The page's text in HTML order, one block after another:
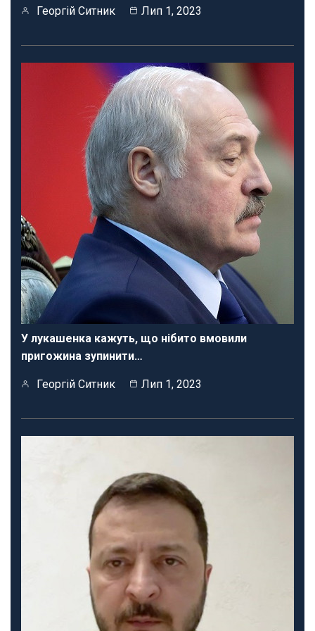
Георгій Ситник Лип 1, 2023
У лукашенка кажуть, що нібито вмовили
пригожина зупинити…
Георгій Ситник Лип 1, 2023